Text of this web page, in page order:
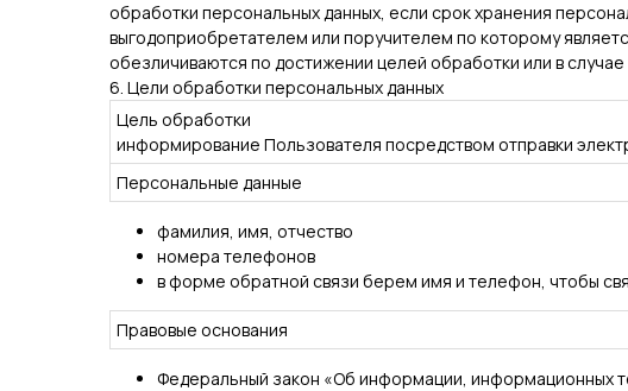
обработки персональных данных, если срок хранения
выгодоприобретателем или поручителем по которому
обезличиваются по достижении целей обработки или в
6. Цели обработки персональных данных
Цель обработки
информирование Пользователя посредством отправки
Персональные данные
фамилия, имя, отчество
номера телефонов
в форме обратной связи берем имя и телефон, чтобы
Правовые основания
Федеральный закон «Об информации, информационных